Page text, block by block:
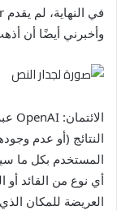
وأخبرني أيضًا أن
الائتمان: OpenAI عبر لقطة الشاشة
المستخدم بكل ما
أي نوع من القائد
العريضة للمكان